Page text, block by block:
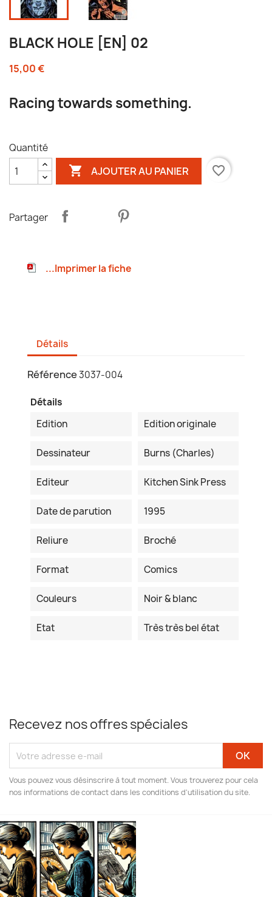
BLACK HOLE [EN] 02
15,00 €
Racing towards something.
Quantité
 AJOUTER AU PANIER favorite_border
Partager
...Imprimer la fiche
Détails
Référence3037-004
Détails
Edition
Edition originale
Dessinateur Burns (Charles)
Editeur Kitchen Sink Press
Date de parution 1995
Reliure Broché
Format Comics
Couleurs Noir & blanc
Etat Très très bel état
Recevez nos offres spéciales
Vous pouvez vous désinscrire à tout moment. Vous trouverez pour cela
nos informations de contact dans les conditions d'utilisation du site.